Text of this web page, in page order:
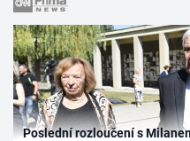
Poslední rozloučení s